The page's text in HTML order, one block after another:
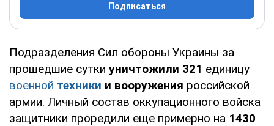
Подписаться
Подразделения Сил обороны Украины за
прошедшие сутки уничтожили 321 единицу
военной техники и вооружения российской
армии. Личный состав оккупационного войска
защитники проредили еще примерно на 1430